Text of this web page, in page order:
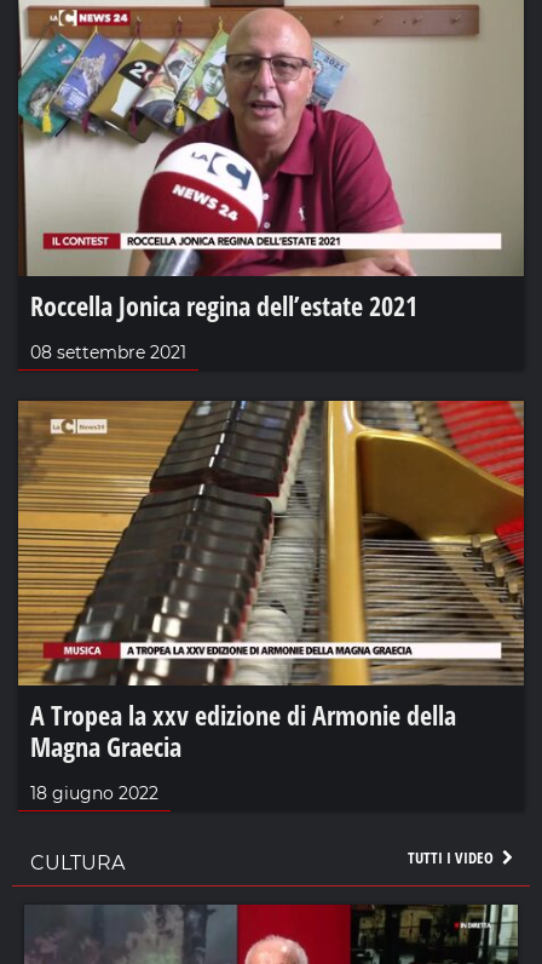
Roccella Jonica regina dell’estate 2021
08 settembre 2021
A Tropea la xxv edizione di Armonie della
Magna Graecia
18 giugno 2022
TUTTI I VIDEO
CULTURA